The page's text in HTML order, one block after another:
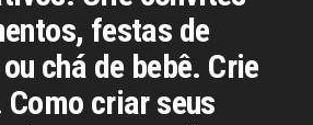
festas de
chá de bebê. Crie
criar seus